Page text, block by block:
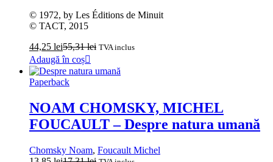
© 1972, by Les Éditions de Minuit
© TACT, 2015
44,25 lei55,31lei TVA inclus
Adaugă în coș
Paperback
NOAM CHOMSKY, MICHEL
FOUCAULT – Despre natura umană
Chomsky Noam, Foucault Michel